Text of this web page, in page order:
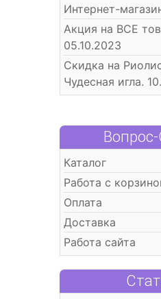
Интернет-
Акция на ВСЕ
05.10.2023
Скидка на
Чудесная игла.
Каталог
Работа с
Оплата
Доставка
Работа сайта